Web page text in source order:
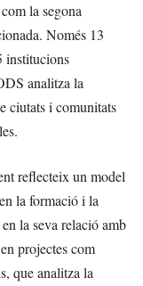
la segona
Només 13
institucions
analitza la
ciutats i comunitats
reflecteix un model
la formació i la
la seva relació amb
projectes com
que analitza la